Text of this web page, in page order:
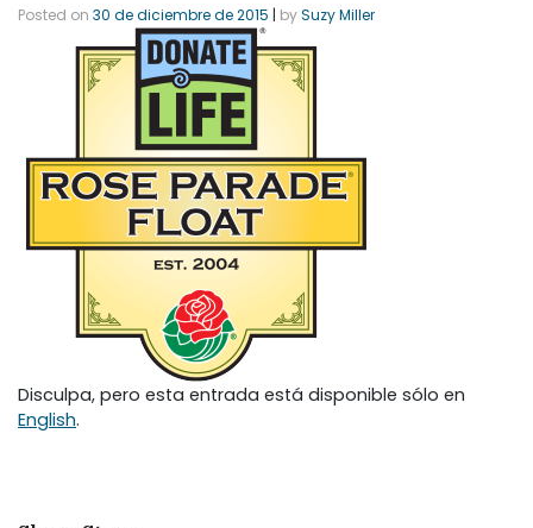
Posted on 30 de diciembre de 2015 | bySuzy Miller
Disculpa, pero esta entrada está disponible sólo en
English.